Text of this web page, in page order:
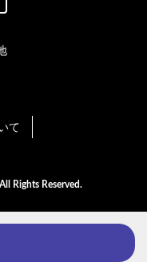
て
Rights Reserved.